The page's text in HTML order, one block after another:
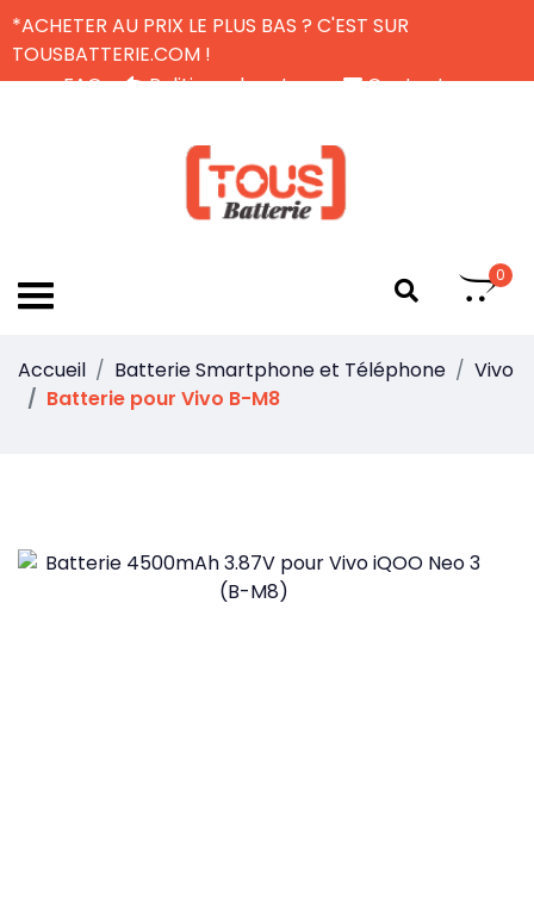
*ACHETER AU PRIX LE PLUS BAS ? C'EST SUR
TOUSBATTERIE.COM !
FAQ
Politique de retour
Contactez-nous
0
Accueil Batterie Smartphone et Téléphone
Vivo
Batterie pour Vivo B-M8